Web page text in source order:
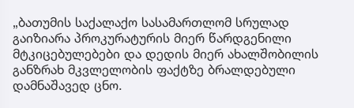
„ბათუმის საქალაქო სასამართლომ სრულად
გაიზიარა პროკურატურის მიერ წარდგენილი
მტკიცებულებები და დედის მიერ ახალშობილის
განზრახ მკვლელობის ფაქტზე ბრალდებული
დამნაშავედ ცნო.